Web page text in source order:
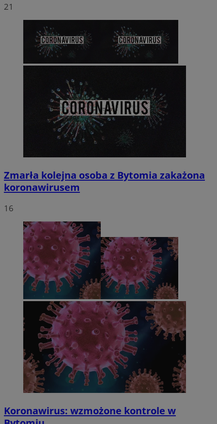
21
Zmarła kolejna osoba z Bytomia zakażona
koronawirusem
16
Koronawirus: wzmożone kontrole w